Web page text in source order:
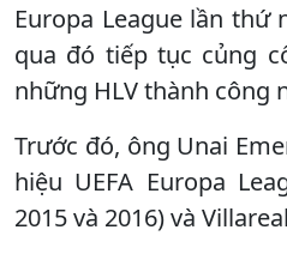
Europa League lần thứ
qua đó tiếp tục củng
những HLV thành công
Trước đó, ông Unai
hiệu UEFA Europa
2015 và 2016) và